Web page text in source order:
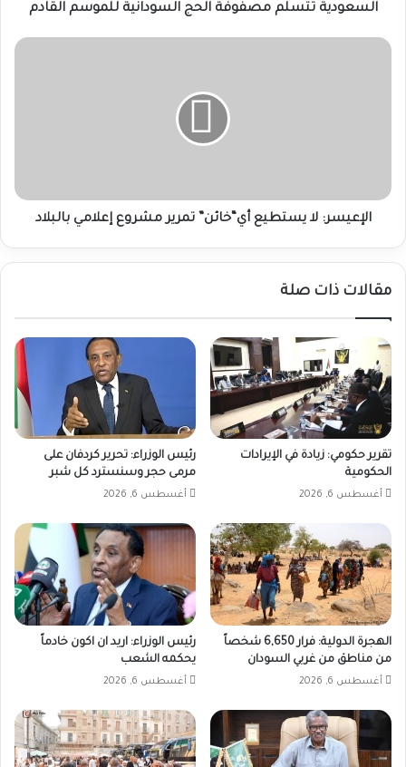
السعودية تتسلّم مصفوفة الحج السودانية للموسم القادم
الإعيسر:
الإعيسر: لا يستطيع أي“خائن” تمرير مشروع إعلامي بالبلاد
مقالات ذات صلة
تقرير حكومي: زيادة في الإيرادات
الحكومية
أغسطس 6, 2026
رئيس الوزراء: تحرير كردفان على
مرمى حجر وسنسترد كل شبر
أغسطس 6, 2026
الهجرة الدولية: فرار 6,650 شخصاً
من مناطق من غربي السودان
أغسطس 6, 2026
رئيس الوزراء: اريد ان اكون خادماً
يحكمه الشعب
أغسطس 6, 2026